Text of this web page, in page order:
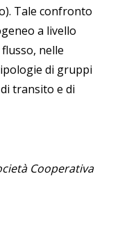
Tale confronto
a livello
nelle
di gruppi
transito e di
Cooperativa